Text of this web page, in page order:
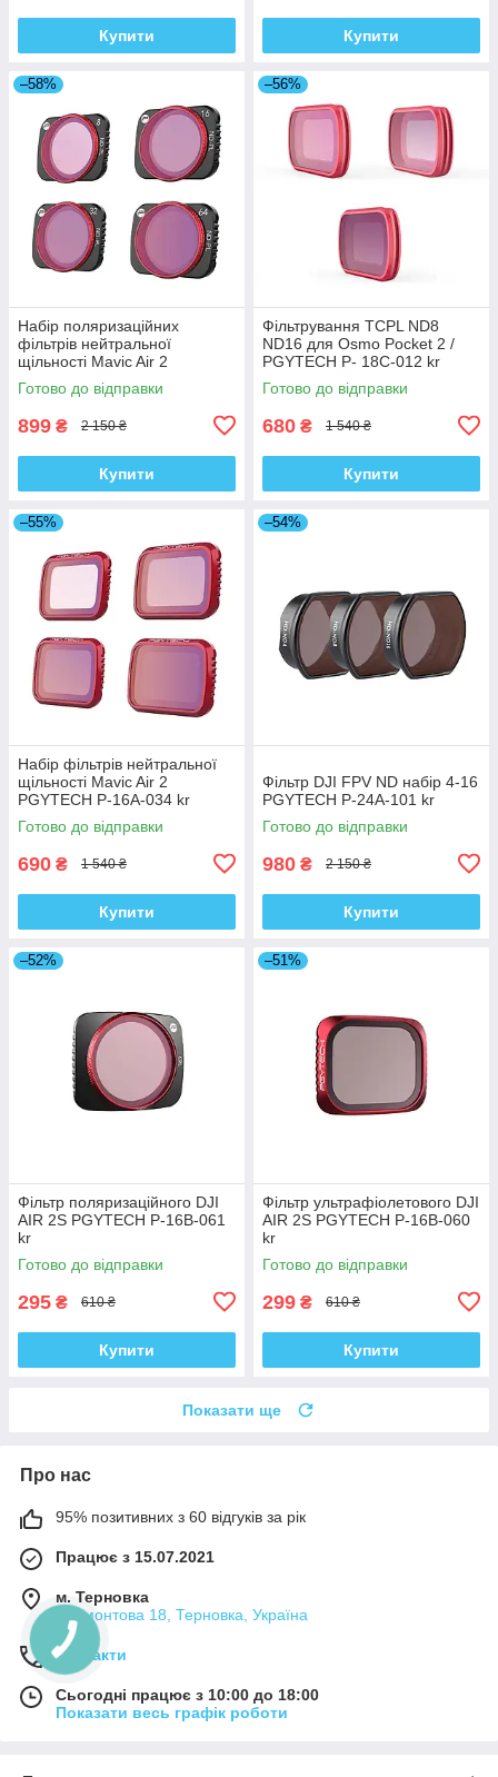
Купити Купити
–58%
Набір поляризаційних
фільтрів нейтральної
щільності Mavic Air 2
PGYTECH P-16A-035 kr
Готово до відправки
899 ₴ 2 150 ₴
Купити
–56%
Фільтрування TCPL ND8
ND16 для Osmo Pocket 2 /
PGYTECH P- 18C-012 kr
Готово до відправки
680 ₴ 1 540 ₴
Купити
–55%
Набір фільтрів нейтральної
щільності Mavic Air 2
PGYTECH P-16A-034 kr
Готово до відправки
690 ₴ 1 540 ₴
Купити
–54%
Фільтр DJI FPV ND набір 4-16
PGYTECH P-24A-101 kr
Готово до відправки
980 ₴ 2 150 ₴
Купити
–52%
Фільтр поляризаційного DJI
AIR 2S PGYTECH P-16B-061
kr
Готово до відправки
295 ₴ 610 ₴
Купити
–51%
Фільтр ультрафіолетового DJI
AIR 2S PGYTECH P-16B-060
kr
Готово до відправки
299 ₴ 610 ₴
Купити
Показати ще
Про нас
95% позитивних з 60 відгуків за рік
Працює з 15.07.2021
м. Терновка
Лермонтова 18, Терновка, Україна
Контакти
Сьогодні працює з 10:00 до 18:00
Показати весь графік роботи